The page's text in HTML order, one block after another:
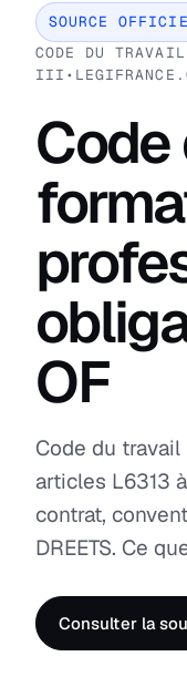
SOURCE
CODE DU
III •
OF
Code du
articles L6313
contrat,
DREETS. Ce
Consulter la